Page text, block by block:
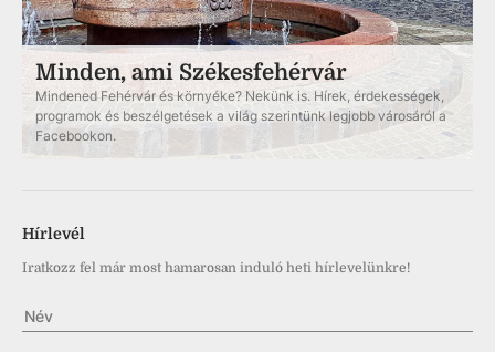
Minden, ami Székesfehérvár
Mindened Fehérvár és környéke? Nekünk is. Hírek, érdekességek,
programok és beszélgetések a világ szerintünk legjobb városáról a
Facebookon.
Hírlevél
Iratkozz fel már most hamarosan induló heti hírlevelünkre!